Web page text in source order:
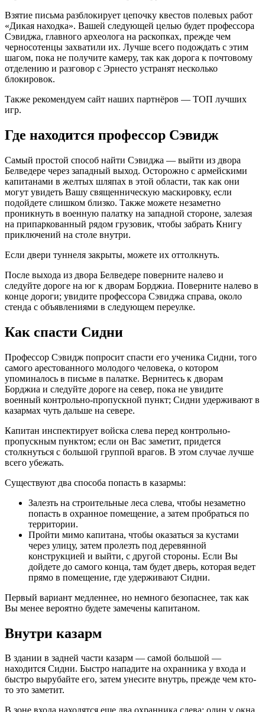
Взятие письма разблокирует цепочку квестов полевых работ
«Дикая находка». Вашей следующей целью будет профессора
Сэвиджа, главного археолога на раскопках, прежде чем
черносотенцы захватили их. Лучше всего подождать с этим
шагом, пока не получите камеру, так как дорога к почтовому
отделению и разговор с Эрнесто устранят несколько
блокировок.
Также рекомендуем сайт наших партнёров — ТОП лучших
игр.
Где находится профессор Сэвидж
Самый простой способ найти Сэвиджа — выйти из двора
Белведере через западный выход. Осторожно с армейскими
капитанами в желтых шляпах в этой области, так как они
могут увидеть Вашу священническую маскировку, если
подойдете слишком близко. Также можете незаметно
проникнуть в военную палатку на западной стороне, залезая
на припаркованный рядом грузовик, чтобы забрать Книгу
приключений на столе внутри.
Если двери туннеля закрыты, можете их оттолкнуть.
После выхода из двора Белведере поверните налево и
следуйте дороге на юг к дворам Борджиа. Поверните налево в
конце дороги; увидите профессора Сэвиджа справа, около
стенда с объявлениями в следующем переулке.
Как спасти Сидни
Профессор Сэвидж попросит спасти его ученика Сидни, того
самого арестованного молодого человека, о котором
упоминалось в письме в палатке. Вернитесь к дворам
Борджиа и следуйте дороге на север, пока не увидите
военный контрольно-пропускной пункт; Сидни удерживают в
казармах чуть дальше на севере.
Капитан инспектирует войска слева перед контрольно-
пропускным пунктом; если он Вас заметит, придется
столкнуться с большой группой врагов. В этом случае лучше
всего убежать.
Существуют два способа попасть в казармы:
Залезть на строительные леса слева, чтобы незаметно
попасть в охранное помещение, а затем пробраться по
территории.
Пройти мимо капитана, чтобы оказаться за кустами
через улицу, затем пролезть под деревянной
конструкцией и выйти, с другой стороны. Если Вы
дойдете до самого конца, там будет дверь, которая ведет
прямо в помещение, где удерживают Сидни.
Первый вариант медленнее, но немного безопаснее, так как
Вы менее вероятно будете замечены капитаном.
Внутри казарм
В здании в задней части казарм — самой большой —
находится Сидни. Быстро нападите на охранника у входа и
быстро вырубайте его, затем унесите внутрь, прежде чем кто-
то это заметит.